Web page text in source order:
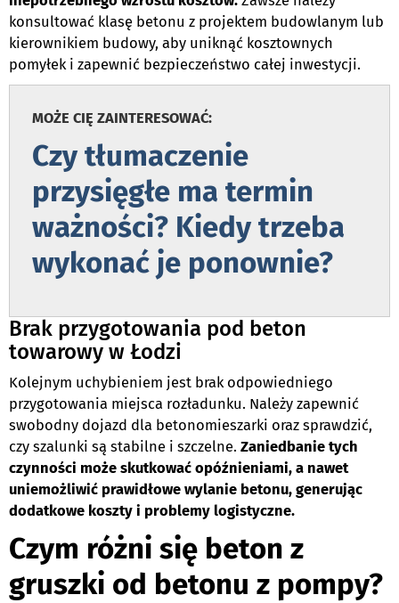
konsultować klasę betonu z projektem budowlanym lub
kierownikiem budowy, aby uniknąć kosztownych
pomyłek i zapewnić bezpieczeństwo całej inwestycji.
MOŻE CIĘ ZAINTERESOWAĆ:
Czy tłumaczenie
przysięgłe ma termin
ważności? Kiedy trzeba
wykonać je ponownie?
Brak przygotowania pod beton
towarowy w Łodzi
Kolejnym uchybieniem jest brak odpowiedniego
przygotowania miejsca rozładunku. Należy zapewnić
swobodny dojazd dla betonomieszarki oraz sprawdzić,
czy szalunki są stabilne i szczelne. Zaniedbanie tych
czynności może skutkować opóźnieniami, a nawet
uniemożliwić prawidłowe wylanie betonu, generując
dodatkowe koszty i problemy logistyczne.
Czym różni się beton z
gruszki od betonu z pompy?